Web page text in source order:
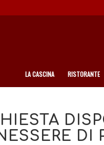
LA CASCINA RISTORANTE
DI